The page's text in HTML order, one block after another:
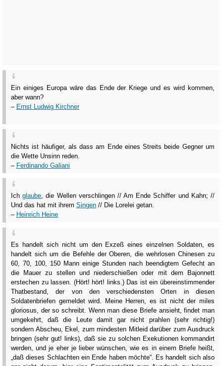
Ein einiges Europa wäre das Ende der Kriege und es wird kommen,
aber wann?
– Ernst Ludwig Kirchner
Nichts ist häufiger, als dass am Ende eines Streits beide Gegner um
die Wette Unsinn reden.
– Ferdinando Galiani
Ichglaube, die Wellen verschlingen // Am Ende Schiffer und Kahn; //
Und das hat mit ihrem Singen // Die Lorelei getan.
– Heinrich Heine
Es handelt sich nicht um den Exzeß eines einzelnen Soldaten, es
handelt sich um die Befehle der Oberen, die wehrlosen Chinesen zu
60, 70, 100, 150 Mann einige Stunden nach beendigtem Gefecht an
die Mauer zu stellen und niederschießen oder mit dem Bajonnett
erstechen zu lassen. (Hört! hört! links.) Das ist ein übereinstimmender
Thatbestand, der von den verschiedensten Orten in diesen
Soldatenbriefen gemeldet wird. Meine Herren, es ist nicht der miles
gloriosus, der so schreibt. Wenn man diese Briefe ansieht, findet man
umgekehrt, daß die Leute damit gar nicht prahlen (sehr richtig!)
sondern Abscheu, Ekel, zum mindesten Mitleid darüber zum Ausdruck
bringen (sehr gut! links), daß sie zu solchen Exekutionen kommandirt
werden, und je eher je lieber wünschen, wie es in einem Briefe heißt,
„daß dieses Schlachten ein Ende haben möchte“. Es handelt sich also